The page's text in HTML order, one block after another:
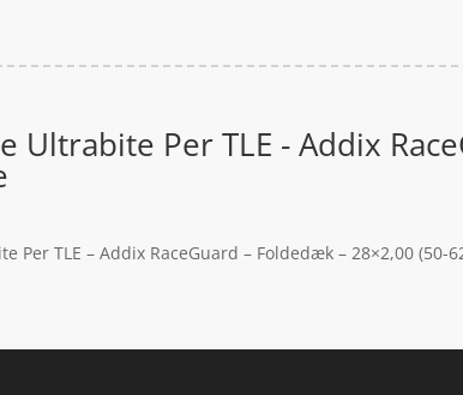
Ultrabite Per TLE - Addix
TLE – Addix RaceGuard – Foldedæk – 28×2,00 (50-